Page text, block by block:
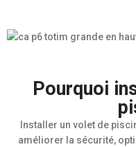
Pourquoi
Installer un volet de
améliorer la sécurité,